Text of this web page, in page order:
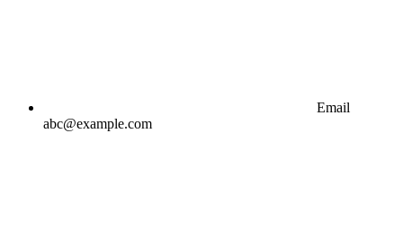
Email
abc@example.com